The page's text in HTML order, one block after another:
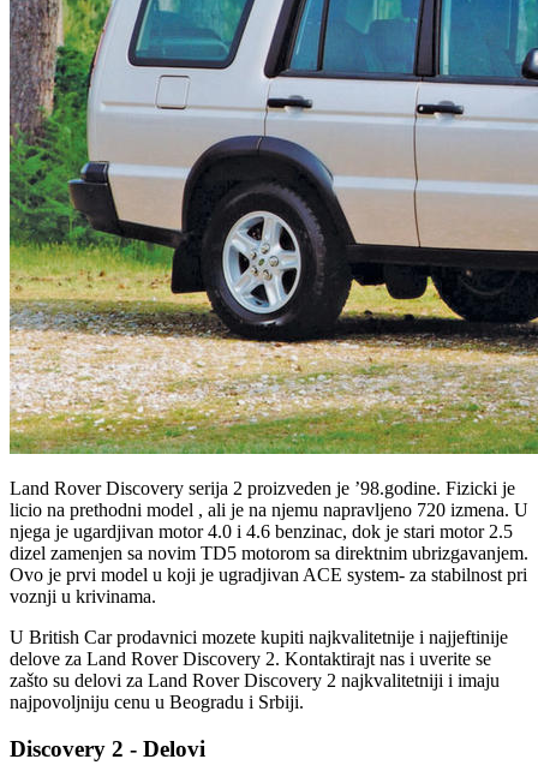
Land Rover Discovery serija 2 proizveden je ’98.godine. Fizicki je
licio na prethodni model , ali je na njemu napravljeno 720 izmena. U
njega je ugardjivan motor 4.0 i 4.6 benzinac, dok je stari motor 2.5
dizel zamenjen sa novim TD5 motorom sa direktnim ubrizgavanjem.
Ovo je prvi model u koji je ugradjivan ACE system- za stabilnost pri
voznji u krivinama.
U British Car prodavnici mozete kupiti najkvalitetnije i najjeftinije
delove za Land Rover Discovery 2. Kontaktirajt nas i uverite se
zašto su delovi za Land Rover Discovery 2 najkvalitetniji i imaju
najpovoljniju cenu u Beogradu i Srbiji.
Discovery 2 - Delovi